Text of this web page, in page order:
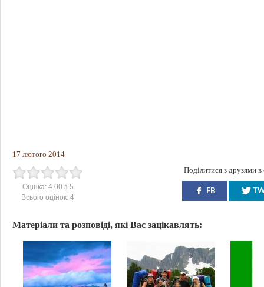
17 лютого 2014
Оцінка: 4.00 з 5
Всього оцінок: 4
Поділитися з друзями
FB
Матеріали та розповіді, які Вас зацікавлять: